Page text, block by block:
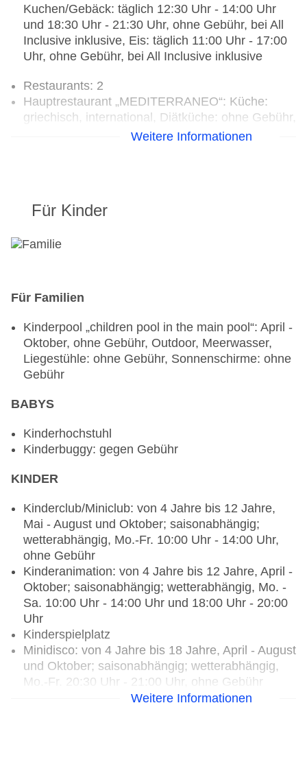
Kuchen/Gebäck: täglich 12:30 Uhr - 14:00 Uhr
und 18:30 Uhr - 21:30 Uhr, ohne Gebühr, bei All
Inclusive inklusive, Eis: täglich 11:00 Uhr - 17:00
Uhr, ohne Gebühr, bei All Inclusive inklusive
Restaurants: 2
Hauptrestaurant „MEDITERRANEO“: Küche:
griechisch, international, Diätküche: ohne Gebühr,
Anfrage & Reservierung notwendig, glutenfreie
ohne Gebühr, Anfrage & Reservierung notwendig,
Reservierung notwendig, Buffet, Showcooking,
Terrasse, Kinderhochstuhl, angemessene
Restaurant „OLIVE GARDEN BUFFET -SNACK
RESTAURANT“: ab 6 Jahre, Küche: international,
leichte Gerichte: ohne Gebühr, Anfrage &
Reservierung nicht notwendig, Buffet, Anfrage &
und Oktober; wetterabhängig, täglich 11:00 Uhr -
Bars & mehr: 2
Poolbar Outdoor: täglich 11:00 Uhr - 23:00 Uhr,
Lobbybar: 11:00 Uhr - 23:00 Uhr, ohne Gebühr
Weitere Informationen
Für Kinder
Für Familien
Kinderpool „children pool in the main pool“: April -
Oktober, ohne Gebühr, Outdoor, Meerwasser,
Liegestühle: ohne Gebühr, Sonnenschirme: ohne
Gebühr
BABYS
Kinderhochstuhl
Kinderbuggy: gegen Gebühr
KINDER
Kinderclub/Miniclub: von 4 Jahre bis 12 Jahre,
Mai - August und Oktober; saisonabhängig;
wetterabhängig, Mo.-Fr. 10:00 Uhr - 14:00 Uhr,
ohne Gebühr
Kinderanimation: von 4 Jahre bis 12 Jahre, April -
Oktober; saisonabhängig; wetterabhängig, Mo. -
Sa. 10:00 Uhr - 14:00 Uhr und 18:00 Uhr - 20:00
Uhr
Kinderspielplatz
Minidisco: von 4 Jahre bis 18 Jahre, April - August
und Oktober; saisonabhängig; wetterabhängig,
Mo.-Fr. 20:30 Uhr - 21:00 Uhr, ohne Gebühr
Weitere Informationen